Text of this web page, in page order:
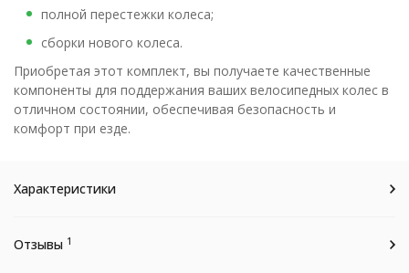
полной перестежки колеса;
сборки нового колеса.
Приобретая этот комплект, вы получаете качественные
компоненты для поддержания ваших велосипедных колес в
отличном состоянии, обеспечивая безопасность и
комфорт при езде.
Характеристики
Отзывы 1